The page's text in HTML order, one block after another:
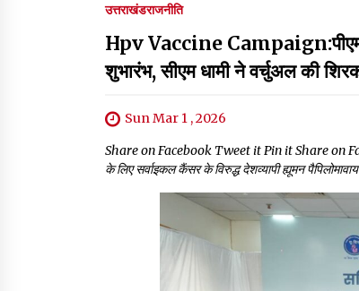
उत्तराखंडराजनीति
Hpv Vaccine Campaign:पीएम
शुभारंभ, सीएम धामी ने वर्चुअल की
Sun Mar 1 , 2026
Share on Facebook Tweet it Pin it Share on
के लिए सर्वाइकल कैंसर के विरुद्ध देशव्यापी ह्यूमन